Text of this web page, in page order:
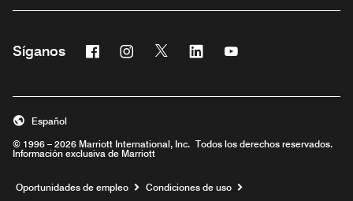
Síganos Facebook
Abre una ventana nueva
Instagram
Abre una ventana nueva
Twitter
Abre una ventana nueva
Linkedin
Abre una ventana nueva
Abre una ventana
© 1996 – 2026 Marriott International, Inc. Todos los derechos reservados.
Información exclusiva de Marriott
Español
Oportunidades de empleo Abre una ventana nueva
Condiciones de uso